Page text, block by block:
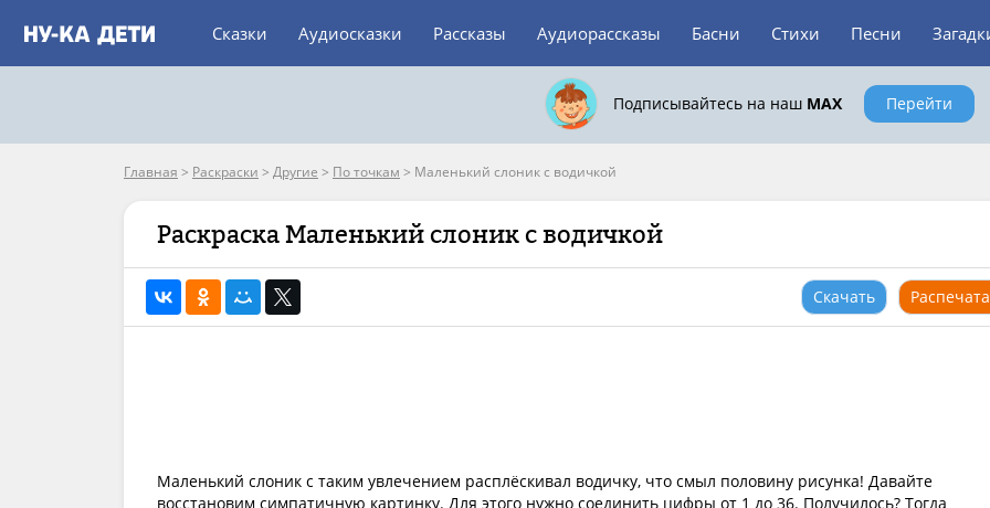
Сказки Аудиосказки Рассказы Аудиорассказы Басни Стихи Песни
Подписывайтесь на наш MAX Перейти
Главная > Раскраски > Другие > По точкам > Маленький слоник с водичкой
Раскраска Маленький слоник с водичкой
Скачать
Маленький слоник с таким увлечением расплёскивал водичку, что смыл половину рисунка! Давайте
восстановим симпатичную картинку. Для этого нужно соединить цифры от 1 до 36. Получилось? Тогда